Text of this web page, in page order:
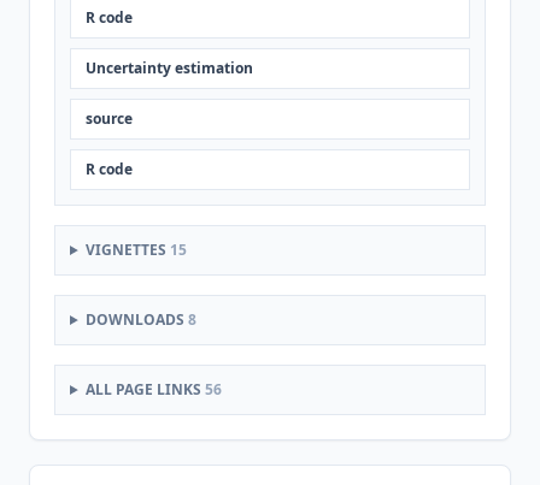
R code
Uncertainty estimation
source
R code
VIGNETTES 15
DOWNLOADS 8
ALL PAGE LINKS 56